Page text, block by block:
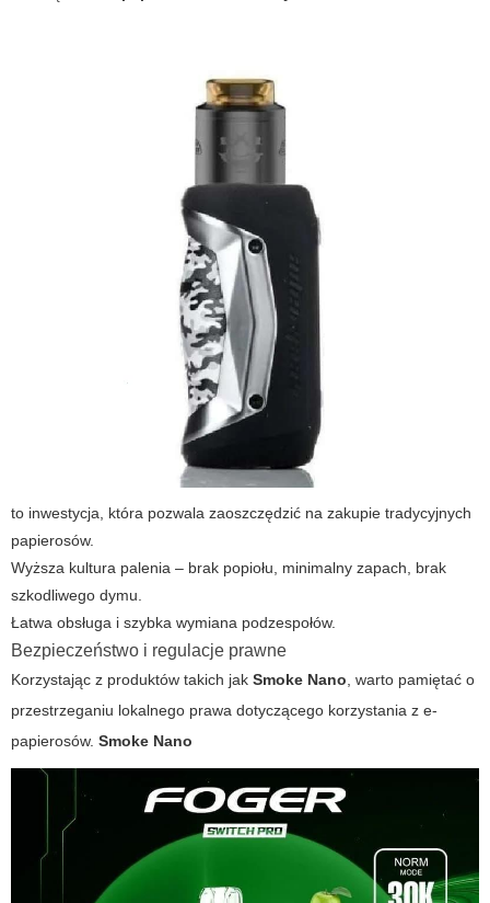
to inwestycja, która pozwala zaoszczędzić na zakupie tradycyjnych
papierosów.
Wyższa kultura palenia – brak popiołu, minimalny zapach, brak
szkodliwego dymu.
Łatwa obsługa i szybka wymiana podzespołów.
Bezpieczeństwo i regulacje prawne
Korzystając z produktów takich jak Smoke Nano, warto pamiętać o
przestrzeganiu lokalnego prawa dotyczącego korzystania z e-
papierosów. Smoke Nano